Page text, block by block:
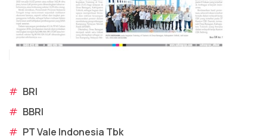
# BRI
# BBRI
# PT Vale Indonesia Tbk